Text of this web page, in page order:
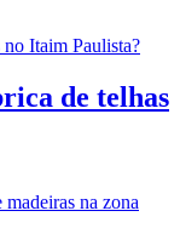
de telhas